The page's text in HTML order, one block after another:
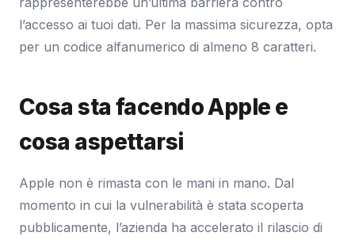
l’accesso ai tuoi dati. Per la massima sicurezza, opta
per un codice alfanumerico di almeno 8 caratteri.
Cosa sta facendo Apple e
cosa aspettarsi
Apple non è rimasta con le mani in mano. Dal
momento in cui la vulnerabilità è stata scoperta
pubblicamente, l’azienda ha accelerato il rilascio di